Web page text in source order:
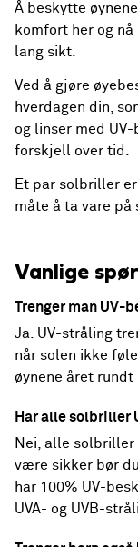
Å beskytte
komfort her og
lang sikt.
Ved å gjøre
hverdagen din,
og linser med
forskjell over tid.
Et par solbriller
måte å ta vare på
Vanlige
Trenger man UV-
Ja. UV-stråling
når solen ikke
øynene året rundt
Har alle solbriller
Nei, alle
være sikker bør
har 100% UV-
UVA- og UVB-